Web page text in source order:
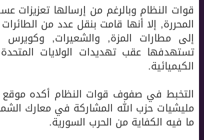
قوات النظام وبالرغم من إرسالها تعزيزات
المحررة, إلا أنها قامت بنقل عدد من
إلى مطارات المزة, والشعيرات,
تستهدفها عقب تهديدات الولايات
الكيميائية.
التخبط في صفوف قوات النظام أكده
مليشيات حزب الله المشاركة في معارك
ما فيه الكفاية من الحرب السورية.